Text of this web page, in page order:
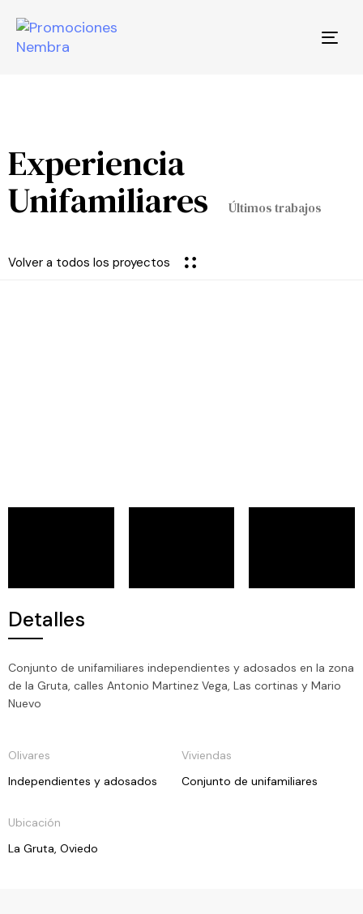
Experiencia
Unifamiliares Últimos trabajos
Volver a todos los proyectos
Detalles
Conjunto de unifamiliares independientes y adosados en la zona
de la Gruta, calles Antonio Martinez Vega, Las cortinas y Mario
Nuevo
Olivares
Independientes y adosados
Viviendas
Conjunto de unifamiliares
Ubicación
La Gruta, Oviedo